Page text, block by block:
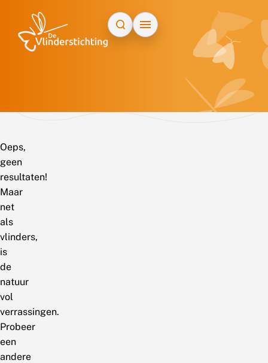
Oeps,
geen
resultaten!
Maar
net
als
vlinders,
is
de
natuur
vol
verrassingen.
Probeer
een
andere